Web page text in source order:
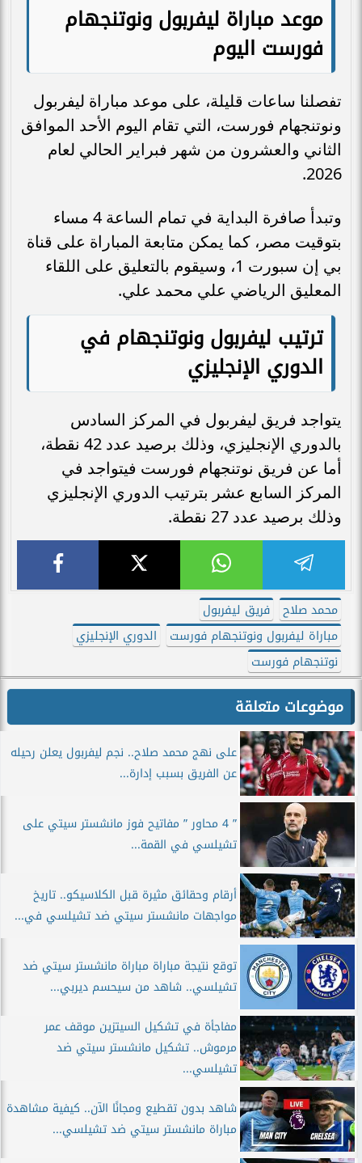
موعد مباراة ليفربول ونوتنجهام
فورست اليوم
تفصلنا ساعات قليلة، على موعد مباراة ليفربول
ونوتنجهام فورست، التي تقام اليوم الأحد الموافق
الثاني والعشرون من شهر فبراير الحالي لعام
2026.
وتبدأ صافرة البداية في تمام الساعة 4 مساء
بتوقيت مصر، كما يمكن متابعة المباراة على قناة
بي إن سبورت 1، وسيقوم بالتعليق على اللقاء
المعليق الرياضي علي محمد علي.
ترتيب ليفربول ونوتنجهام في
الدوري الإنجليزي
يتواجد فريق ليفربول في المركز السادس
بالدوري الإنجليزي، وذلك برصيد عدد 42 نقطة،
أما عن فريق نوتنجهام فورست فيتواجد في
المركز السابع عشر بترتيب الدوري الإنجليزي
وذلك برصيد عدد 27 نقطة.
محمد صلاح
فريق ليفربول
مباراة ليفربول ونوتنجهام فورست
الدوري الإنجليزي
نوتنجهام فورست
موضوعات متعلقة
على نهج محمد صلاح.. نجم ليفربول يعلن رحيله
عن الفريق بسبب إدارة...
” 4 محاور ” مفاتيح فوز مانشستر سيتي على
تشيلسي في القمة...
أرقام وحقائق مثيرة قبل الكلاسيكو.. تاريخ
مواجهات مانشستر سيتي ضد تشيلسي في...
توقع نتيجة مباراة مباراة مانشستر سيتي ضد
تشيلسي.. شاهد من سيحسم ديربي...
مفاجأة في تشكيل السيتزين موقف عمر
مرموش.. تشكيل مانشستر سيتي ضد
تشيلسي...
شاهد بدون تقطيع ومجانًا الآن.. كيفية مشاهدة
مباراة مانشستر سيتي ضد تشيلسي...